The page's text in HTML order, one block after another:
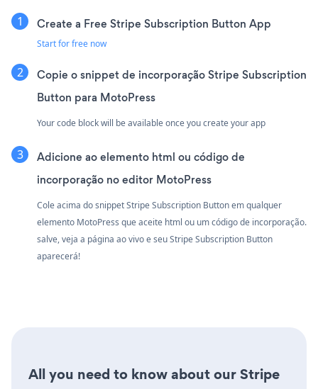
Create a Free Stripe Subscription Button App
Start for free now
Copie o snippet de incorporação Stripe Subscription
Button para MotoPress
Your code block will be available once you create your app
Adicione ao elemento html ou código de
incorporação no editor MotoPress
Cole acima do snippet Stripe Subscription Button em qualquer
elemento MotoPress que aceite html ou um código de incorporação.
salve, veja a página ao vivo e seu Stripe Subscription Button
aparecerá!
All you need to know about our Stripe